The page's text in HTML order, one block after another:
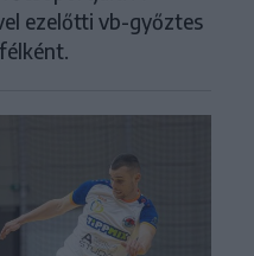
ezelőtti vb-győztes